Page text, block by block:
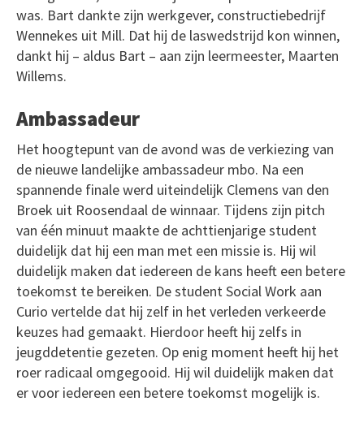
was. Bart dankte zijn werkgever, constructiebedrijf
Wennekes uit Mill. Dat hij de laswedstrijd kon winnen,
dankt hij – aldus Bart – aan zijn leermeester, Maarten
Willems.
Ambassadeur
Het hoogtepunt van de avond was de verkiezing van
de nieuwe landelijke ambassadeur mbo. Na een
spannende finale werd uiteindelijk Clemens van den
Broek uit Roosendaal de winnaar. Tijdens zijn pitch
van één minuut maakte de achttienjarige student
duidelijk dat hij een man met een missie is. Hij wil
duidelijk maken dat iedereen de kans heeft een betere
toekomst te bereiken. De student Social Work aan
Curio vertelde dat hij zelf in het verleden verkeerde
keuzes had gemaakt. Hierdoor heeft hij zelfs in
jeugddetentie gezeten. Op enig moment heeft hij het
roer radicaal omgegooid. Hij wil duidelijk maken dat
er voor iedereen een betere toekomst mogelijk is.